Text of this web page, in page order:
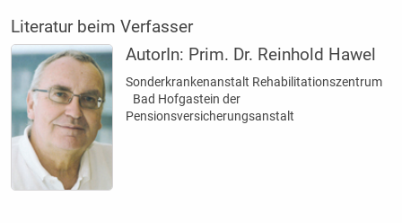
Literatur beim Verfasser
AutorIn: Prim. Dr. Reinhold Hawel
Sonderkrankenanstalt Rehabilitationszentrum
Bad Hofgastein der
Pensionsversicherungsanstalt